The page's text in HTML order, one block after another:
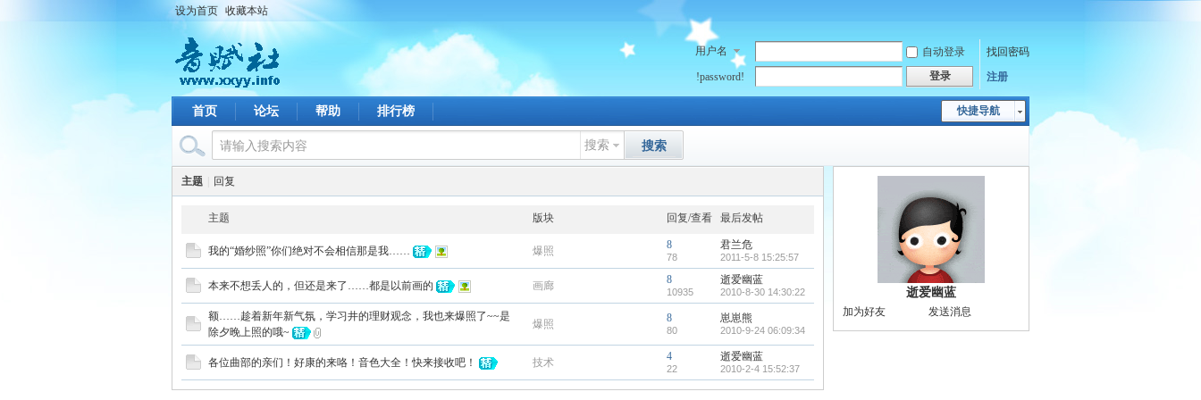
设为首页 收藏本站
用户名 自动登录
找回密码
!password!
登录 注册
快捷导航
首页 论坛 帮助 排行榜
搜索 搜索
主题 回复
主题 版块 回复/查看 最后发帖
我的“婚纱照”你们绝对不会相信那是我…… 爆照 8
78
君兰危
2011-5-8 15:25:57
本来不想丢人的，但还是来了……都是以前画的 画廊 8
10935
逝爱幽蓝
2010-8-30 14:30:22
额……趁着新年新气氛，学习井的理财观念，我也来爆照了~~是
除夕晚上照的哦~
爆照 8
80
崽崽熊
2010-9-24 06:09:34
各位曲部的亲们！好康的来咯！音色大全！快来接收吧！ 技术 4
22
逝爱幽蓝
2010-2-4 15:52:37
逝爱幽蓝
加为好友 发送消息